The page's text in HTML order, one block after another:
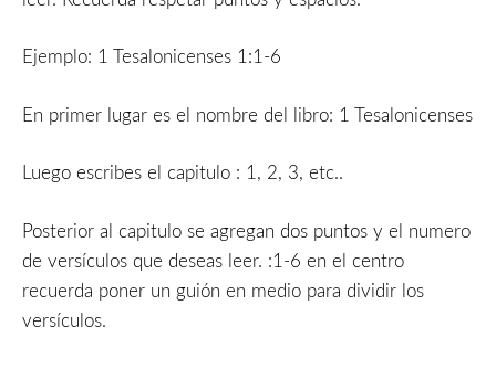
Ejemplo: 1 Tesalonicenses 1:1-6
En primer lugar es el nombre del libro: 1 Tesalonicenses
Luego escribes el capitulo : 1, 2, 3, etc..
Posterior al capitulo se agregan dos puntos y el numero
de versículos que deseas leer. :1-6 en el centro
recuerda poner un guión en medio para dividir los
versículos.